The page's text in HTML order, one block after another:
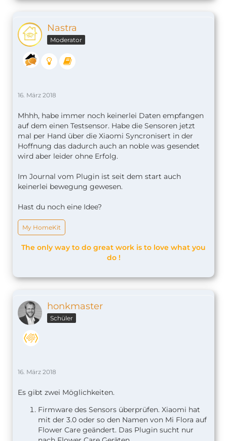
Nastra
Moderator
16. März 2018
Mhhh, habe immer noch keinerlei Daten empfangen
auf dem einen Testsensor. Habe die Sensoren jetzt
mal per Hand über die Xiaomi Syncronisert in der
Hoffnung das dadurch auch an noble was gesendet
wird aber leider ohne Erfolg.
Im Journal vom Plugin ist seit dem start auch
keinerlei bewegung gewesen.
Hast du noch eine Idee?
My HomeKit
The only way to do great work is to love what you
do !
honkmaster
Schüler
16. März 2018
Es gibt zwei Möglichkeiten.
Firmware des Sensors überprüfen. Xiaomi hat
mit der 3.0 oder so den Namen von Mi Flora auf
Flower Care geändert. Das Plugin sucht nur